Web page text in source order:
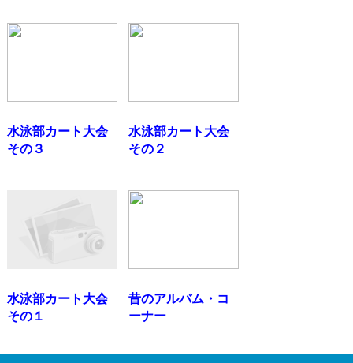
水泳部カート大会
その３
水泳部カート大会
その２
水泳部カート大会
その１
昔のアルバム・コ
ーナー